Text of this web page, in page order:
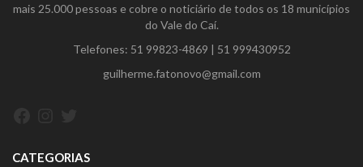
mais 25.000 pessoas e cobre o noticiário de todos os 18 municípios
do Vale do Caí.
Telefones: 51 99823-4869 | 51 999430952
guilherme.fatonovo@gmail.com
CATEGORIAS